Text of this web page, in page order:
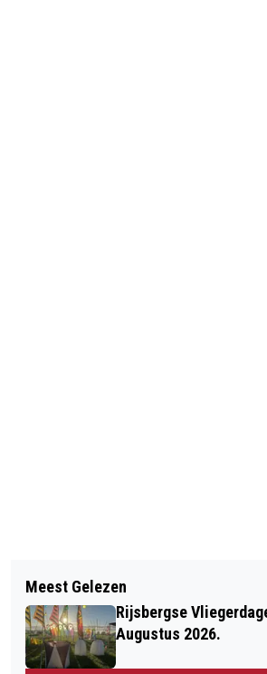
INTEGRALE
POLITIEDISTRICT DE
WWII ROMAN VAN BERGSE
SONN FRANKEN
Meest Gelezen
Rijsbergse
Augustus 2026.